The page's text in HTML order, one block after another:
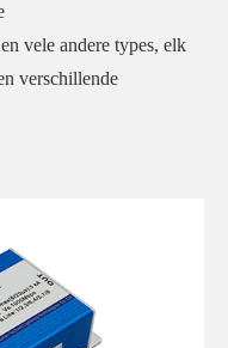
vele andere types, elk
verschillende